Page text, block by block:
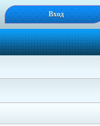
Вход